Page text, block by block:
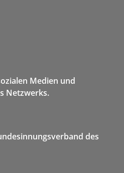
Medien und
Netzwerks.
des